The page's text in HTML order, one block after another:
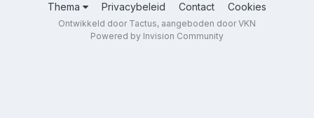
Thema Privacybeleid Contact Cookies
Ontwikkeld door Tactus, aangeboden door VKN
Powered by Invision Community